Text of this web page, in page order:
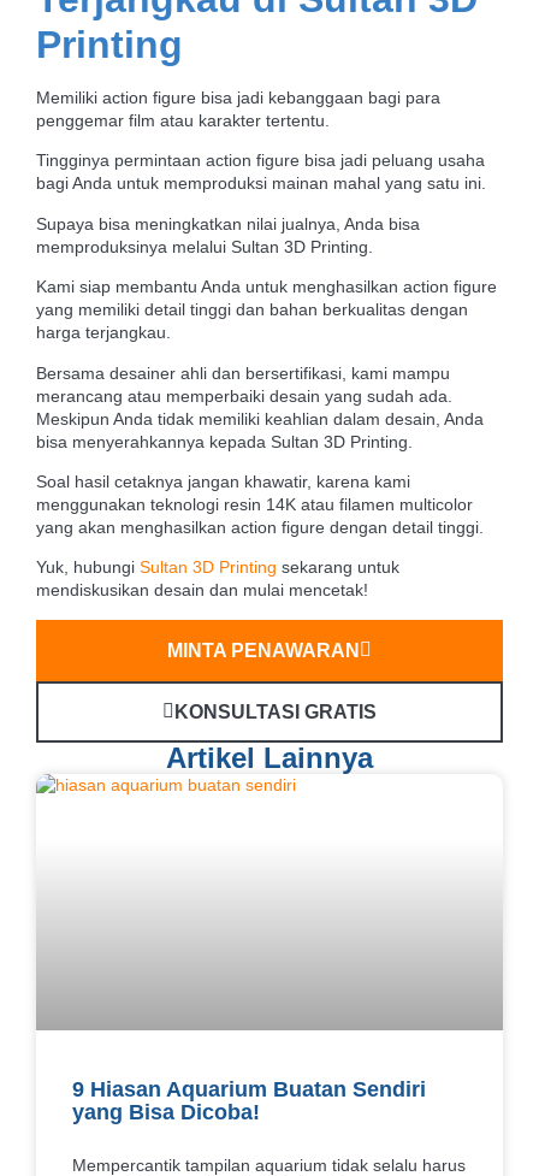
Printing
Memiliki action figure bisa jadi kebanggaan bagi para
penggemar film atau karakter tertentu.
Tingginya permintaan action figure bisa jadi peluang usaha
bagi Anda untuk memproduksi mainan mahal yang satu ini.
Supaya bisa meningkatkan nilai jualnya, Anda bisa
memproduksinya melalui Sultan 3D Printing.
Kami siap membantu Anda untuk menghasilkan action figure
yang memiliki detail tinggi dan bahan berkualitas dengan
harga terjangkau.
Bersama desainer ahli dan bersertifikasi, kami mampu
merancang atau memperbaiki desain yang sudah ada.
Meskipun Anda tidak memiliki keahlian dalam desain, Anda
bisa menyerahkannya kepada Sultan 3D Printing.
Soal hasil cetaknya jangan khawatir, karena kami
menggunakan teknologi resin 14K atau filamen multicolor
yang akan menghasilkan action figure dengan detail tinggi.
Yuk, hubungi Sultan 3D Printing sekarang untuk
mendiskusikan desain dan mulai mencetak!
MINTA PENAWARAN
KONSULTASI GRATIS
Artikel Lainnya
9 Hiasan Aquarium Buatan Sendiri
yang Bisa Dicoba!
Mempercantik tampilan aquarium tidak selalu harus